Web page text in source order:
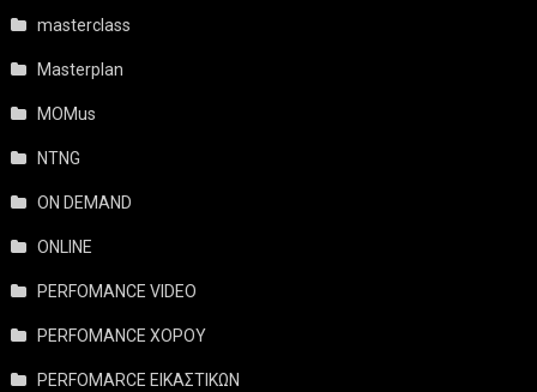
masterclass
Masterplan
MOMus
NTNG
ON DEMAND
ONLINE
PERFOMANCE VIDEO
PERFOMANCE ΧΟΡΟΥ
PERFOMARCE ΕΙΚΑΣΤΙΚΩΝ